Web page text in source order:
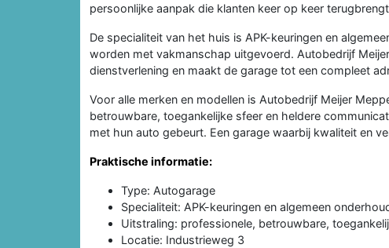
persoonlijke aanpak die klanten keer op keer
De specialiteit van het huis is APK-keuringen en
worden met vakmanschap uitgevoerd. Autobedrijf
dienstverlening en maakt de garage tot een compleet
Voor alle merken en modellen is Autobedrijf Meijer
betrouwbare, toegankelijke sfeer en heldere
met hun auto gebeurt. Een garage waarbij kwaliteit en
Praktische informatie:
Type: Autogarage
Specialiteit: APK-keuringen en algemeen
Uitstraling: professionele, betrouwbare,
Locatie: Industrieweg 3